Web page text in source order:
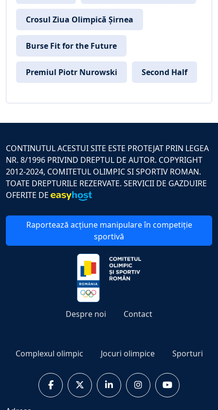
Crosul Ziua Olimpică Șirnea
Burse Fit for the Future
Premiul Piotr Nurowski Second Half
CONTINUTUL ACESTUI SITE ESTE PROTEJAT PRIN LEGEA
NR. 8/1996 PRIVIND DREPTUL DE AUTOR. COPYRIGHT
2012-2024, COMITETUL OLIMPIC SI SPORTIV ROMAN.
TOATE DREPTURILE REZERVATE. SERVICII DE GAZDUIRE
OFERITE DE
Raportează acțiune manipulare în competiție
sportivă
Despre noi Contact
Complexul olimpic Jocuri olimpice Sporturi